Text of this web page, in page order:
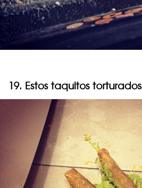
19. Estos taquitos torturados